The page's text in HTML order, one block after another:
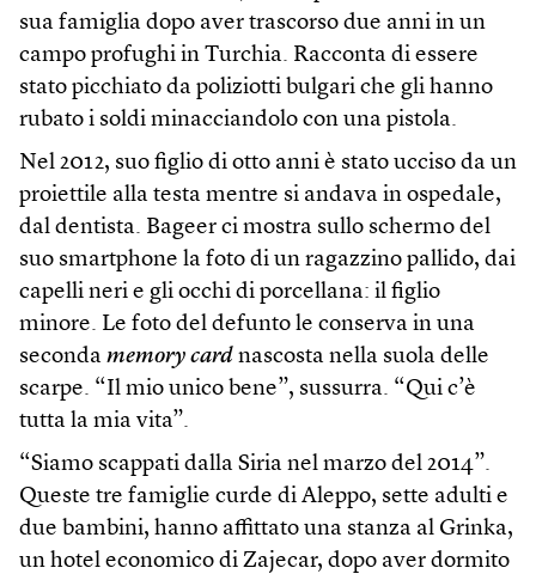
sua famiglia dopo aver trascorso due anni in un
campo profughi in Turchia. Racconta di essere
stato picchiato da poliziotti bulgari che gli hanno
rubato i soldi minacciandolo con una pistola.
Nel 2012, suo figlio di otto anni è stato ucciso da un
proiettile alla testa mentre si andava in ospedale,
dal dentista. Bageer ci mostra sullo schermo del
suo smartphone la foto di un ragazzino pallido, dai
capelli neri e gli occhi di porcellana: il figlio
minore. Le foto del defunto le conserva in una
seconda memory card nascosta nella suola delle
scarpe. “Il mio unico bene”, sussurra. “Qui c’è
tutta la mia vita”.
“Siamo scappati dalla Siria nel marzo del 2014”.
Queste tre famiglie curde di Aleppo, sette adulti e
due bambini, hanno affittato una stanza al Grinka,
un hotel economico di Zajecar, dopo aver dormito